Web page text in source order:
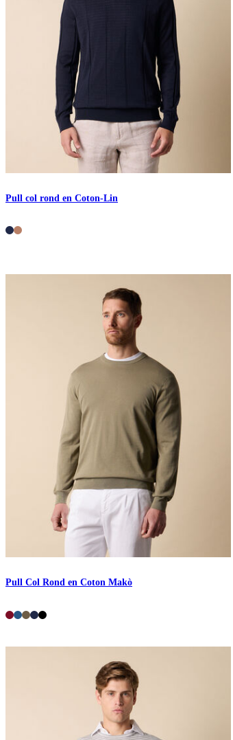
Pull col rond en Coton-Lin
Pull Col Rond en Coton Makò